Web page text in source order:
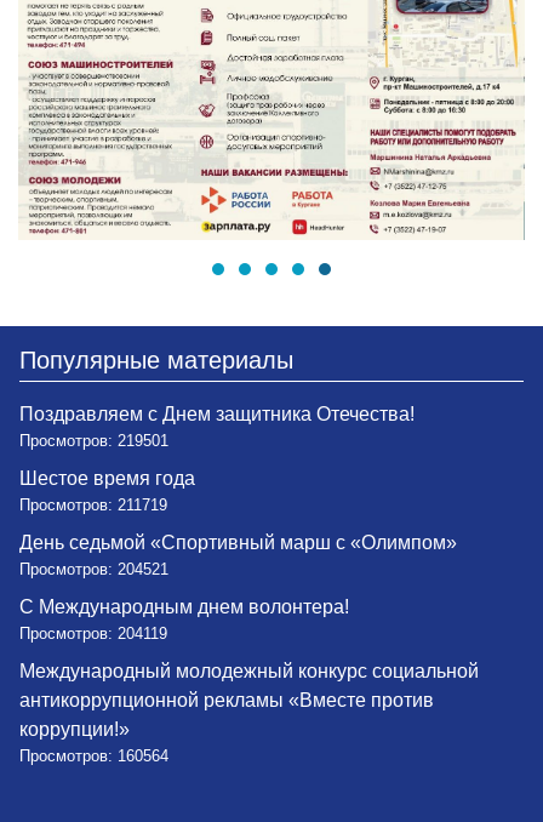
Популярные материалы
Поздравляем с Днем защитника Отечества!
Просмотров: 219501
Шестое время года
Просмотров: 211719
День седьмой «Спортивный марш с «Олимпом»
Просмотров: 204521
С Международным днем волонтера!
Просмотров: 204119
Международный молодежный конкурс социальной
антикоррупционной рекламы «Вместе против
коррупции!»
Просмотров: 160564